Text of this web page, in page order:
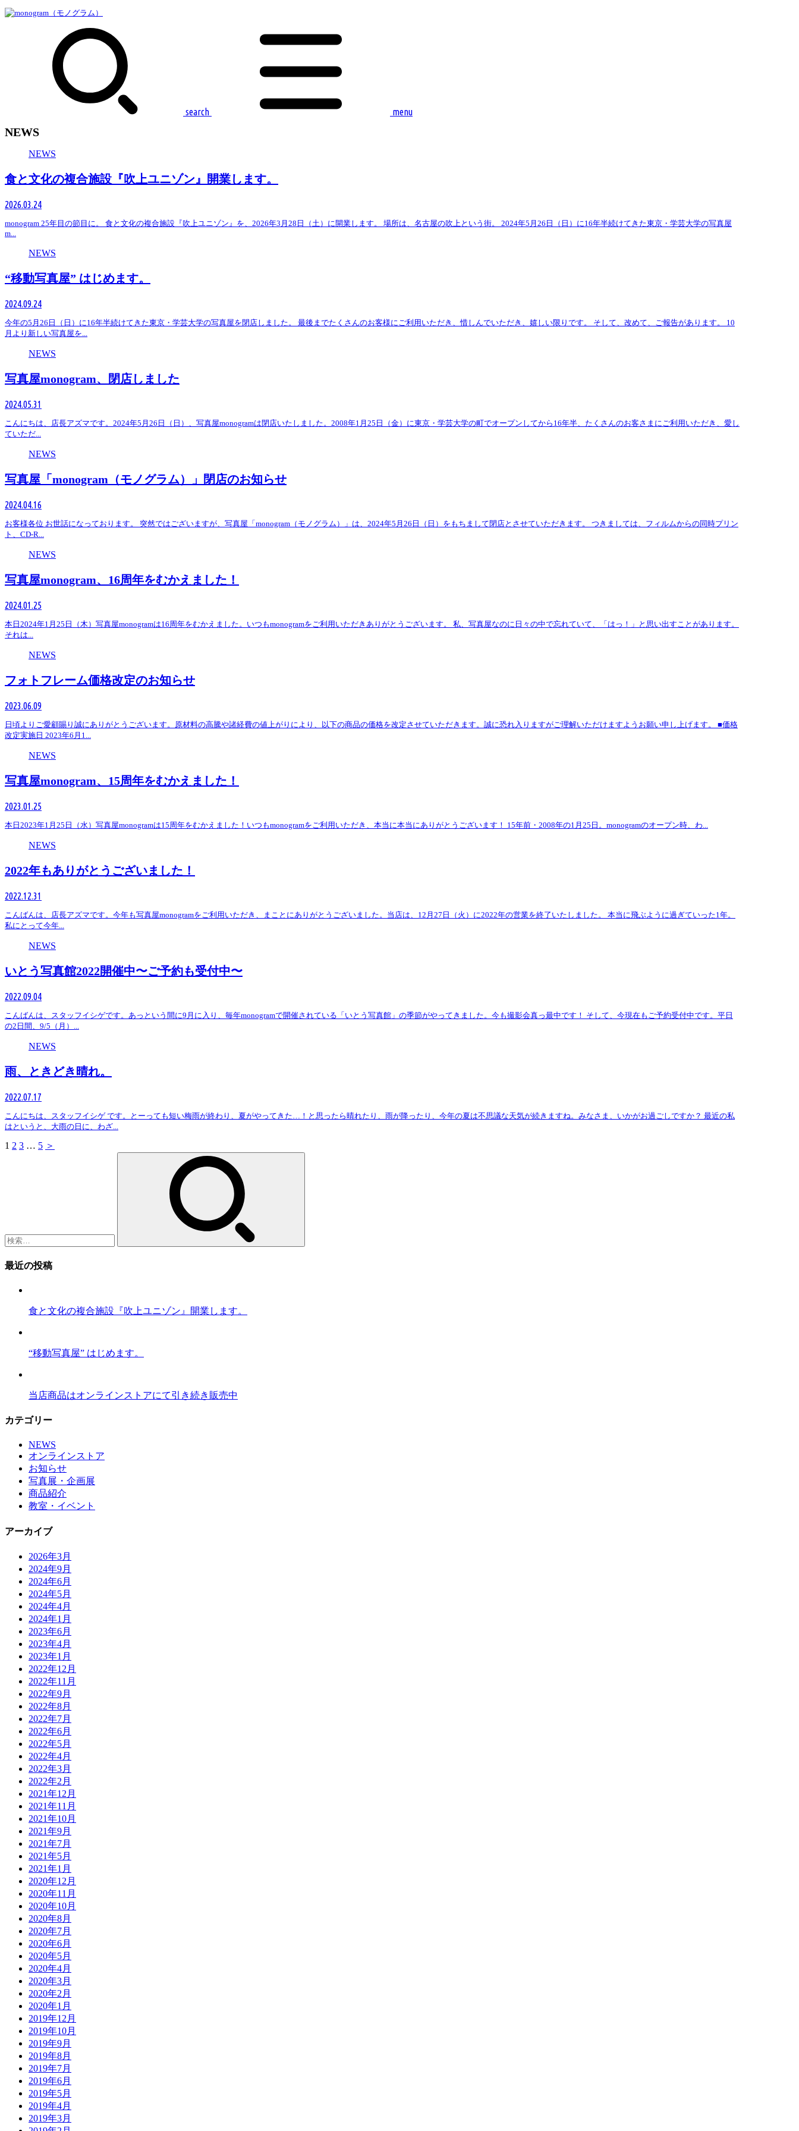
search menu
NEWS
NEWS
食と文化の複合施設『吹上ユニゾン』開業します。
2026.03.24
monogram 25年目の節目に。 食と文化の複合施設『吹上ユニゾン』を、2026年3月28日（土）に開業します。 場所は、名古屋の吹上という街。 2024年5月26日（日）に16年半続けてきた東京・学芸大学の写真屋
m...
NEWS
“移動写真屋” はじめます。
2024.09.24
今年の5月26日（日）に16年半続けてきた東京・学芸大学の写真屋を閉店しました。 最後までたくさんのお客様にご利用いただき、惜しんでいただき、嬉しい限りです。 そして、改めて、ご報告があります。 10
月より新しい写真屋を...
NEWS
写真屋monogram、閉店しました
2024.05.31
こんにちは、店長アズマです。2024年5月26日（日）、写真屋monogramは閉店いたしました。2008年1月25日（金）に東京・学芸大学の町でオープンしてから16年半、たくさんのお客さまにご利用いただき、愛し
ていただ...
NEWS
写真屋「monogram（モノグラム）」閉店のお知らせ
2024.04.16
お客様各位 お世話になっております。 突然ではございますが、写真屋「monogram（モノグラム）」は、2024年5月26日（日）をもちまして閉店とさせていただきます。 つきましては、フィルムからの同時プリン
ト、CD-R...
NEWS
写真屋monogram、16周年をむかえました！
2024.01.25
本日2024年1月25日（木）写真屋monogramは16周年をむかえました。いつもmonogramをご利用いただきありがとうございます。 私、写真屋なのに日々の中で忘れていて、「はっ！」と思い出すことがあります。
それは...
NEWS
フォトフレーム価格改定のお知らせ
2023.06.09
日頃よりご愛顧賜り誠にありがとうございます。原材料の高騰や諸経費の値上がりにより、以下の商品の価格を改定させていただきます。誠に恐れ入りますがご理解いただけますようお願い申し上げます。 ■価格
改定実施日 2023年6月1...
NEWS
写真屋monogram、15周年をむかえました！
2023.01.25
本日2023年1月25日（水）写真屋monogramは15周年をむかえました！いつもmonogramをご利用いただき、本当に本当にありがとうございます！ 15年前・2008年の1月25日。monogramのオープン時、わ...
NEWS
2022年もありがとうございました！
2022.12.31
こんばんは、店長アズマです。今年も写真屋monogramをご利用いただき、まことにありがとうございました。当店は、12月27日（火）に2022年の営業を終了いたしました。 本当に飛ぶように過ぎていった1年。
私にとって今年...
NEWS
いとう写真館2022開催中〜ご予約も受付中〜
2022.09.04
こんばんは、スタッフイシゲです。あっという間に9月に入り、毎年monogramで開催されている「いとう写真館」の季節がやってきました。今も撮影会真っ最中です！ そして、今現在もご予約受付中です。平日
の2日間、9/5（月）...
NEWS
雨、ときどき晴れ。
2022.07.17
こんにちは、スタッフイシゲ です。とーっても短い梅雨が終わり、夏がやってきた…！と思ったら晴れたり、雨が降ったり、今年の夏は不思議な天気が続きますね。みなさま、いかがお過ごしですか？ 最近の私
はというと、大雨の日に、わざ...
1 2 3 … 5 ＞
最近の投稿
食と文化の複合施設『吹上ユニゾン』開業します。
“移動写真屋” はじめます。
当店商品はオンラインストアにて引き続き販売中
カテゴリー
NEWS
オンラインストア
お知らせ
写真展・企画展
商品紹介
教室・イベント
アーカイブ
2026年3月
2024年9月
2024年6月
2024年5月
2024年4月
2024年1月
2023年6月
2023年4月
2023年1月
2022年12月
2022年11月
2022年9月
2022年8月
2022年7月
2022年6月
2022年5月
2022年4月
2022年3月
2022年2月
2021年12月
2021年11月
2021年10月
2021年9月
2021年7月
2021年5月
2021年1月
2020年12月
2020年11月
2020年10月
2020年8月
2020年7月
2020年6月
2020年5月
2020年4月
2020年3月
2020年2月
2020年1月
2019年12月
2019年10月
2019年9月
2019年8月
2019年7月
2019年6月
2019年5月
2019年4月
2019年3月